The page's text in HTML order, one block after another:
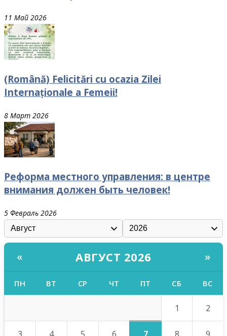
11 Май 2026
(Română) Felicitări cu ocazia Zilei
Internaționale a Femeii!
8 Март 2026
Реформа местного управления: в центре
внимания должен быть человек!
5 Февраль 2026
« АВГУСТ 2026 »
ПН ВТ СР ЧТ ПТ СБ ВС
1 2